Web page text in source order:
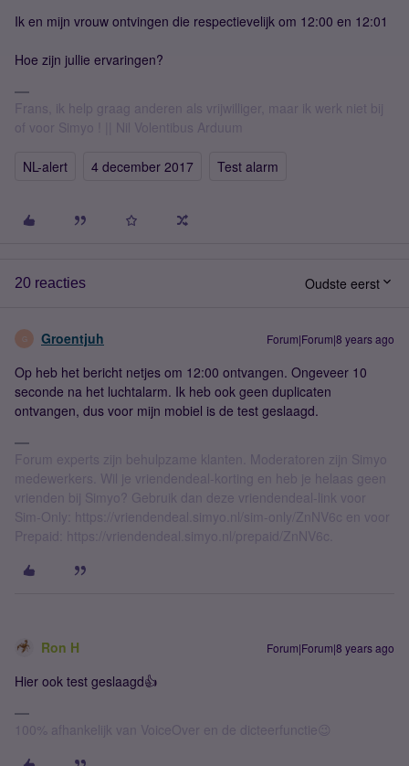
Ik en mijn vrouw ontvingen die respectievelijk om 12:00 en 12:01
Hoe zijn jullie ervaringen?
Frans, ik help graag anderen als vrijwilliger, maar ik werk niet bij
of voor Simyo ! || Nil Volentibus Arduum
NL-alert 4 december 2017 Test alarm
20 reacties Oudste eerst
G Groentjuh Forum|Forum|8 years ago
Op heb het bericht netjes om 12:00 ontvangen. Ongeveer 10
seconde na het luchtalarm. Ik heb ook geen duplicaten
ontvangen, dus voor mijn mobiel is de test geslaagd.
Forum experts zijn behulpzame klanten. Moderatoren zijn Simyo
medewerkers. Wil je vriendendeal-korting en heb je helaas geen
vrienden bij Simyo? Gebruik dan deze vriendendeal-link voor
Sim-Only: https://vriendendeal.simyo.nl/sim-only/ZnNV6c en voor
Prepaid: https://vriendendeal.simyo.nl/prepaid/ZnNV6c.
Ron H Forum|Forum|8 years ago
Hier ook test geslaagd👍
100% afhankelijk van VoiceOver en de dicteerfunctie😉